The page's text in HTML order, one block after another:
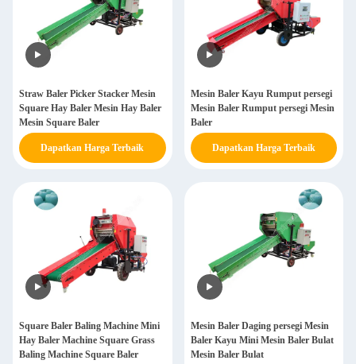
Straw Baler Picker Stacker Mesin
Square Hay Baler Mesin Hay Baler
Mesin Square Baler
Dapatkan Harga Terbaik
Mesin Baler Kayu Rumput persegi
Mesin Baler Rumput persegi Mesin
Baler
Dapatkan Harga Terbaik
Square Baler Baling Machine Mini
Hay Baler Machine Square Grass
Baling Machine Square Baler
Mesin Baler Daging persegi Mesin
Baler Kayu Mini Mesin Baler Bulat
Mesin Baler Bulat